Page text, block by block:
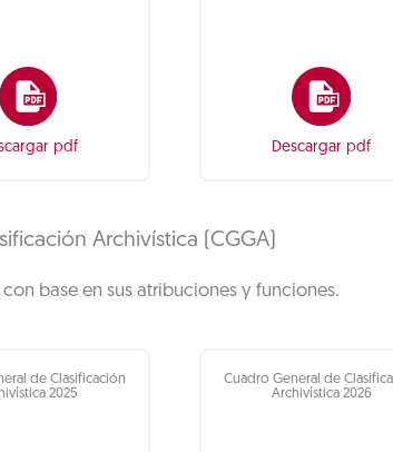
pdf Descargar pdf
Archivística (CGGA)
base en sus atribuciones y funciones.
de Clasificación
2025
Cuadro General de
Archivística 2026